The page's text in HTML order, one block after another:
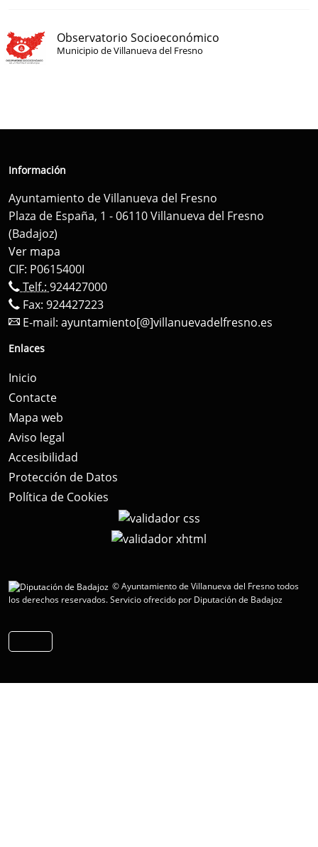
Observatorio Socioeconómico
Municipio de Villanueva del Fresno
Información
Ayuntamiento de Villanueva del Fresno
Plaza de España, 1 - 06110 Villanueva del Fresno
(Badajoz)
Ver mapa
CIF: P0615400I
Telf.: 924427000
Fax: 924427223
E-mail: ayuntamiento[@]villanuevadelfresno.es
Enlaces
Inicio
Contacte
Mapa web
Aviso legal
Accesibilidad
Protección de Datos
Política de Cookies
© Ayuntamiento de Villanueva del Fresno todos
los derechos reservados.Servicio ofrecido por Diputación de Badajoz